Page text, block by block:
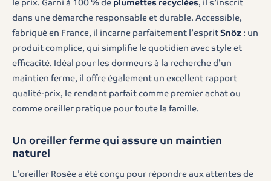
le prix. Garni à 100 % de plumettes recyclées, il s’inscrit
dans une démarche responsable et durable. Accessible,
fabriqué en France, il incarne parfaitement l’espritSnöz: un
produit complice, qui simplifie le quotidien avec style et
efficacité. Idéal pour les dormeurs à la recherche d’un
maintien ferme, il offre également un excellent rapport
qualité-prix, le rendant parfait comme premier achat ou
comme oreiller pratique pour toute la famille.
Un oreiller ferme qui assure un maintien
naturel
L'oreiller Rosée a été conçu pour répondre aux attentes de